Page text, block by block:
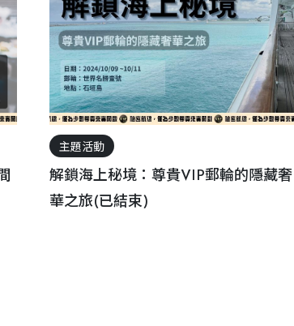
主題活動
解鎖海上秘境：尊貴VIP郵輪的隱藏奢
華之旅(已結束)